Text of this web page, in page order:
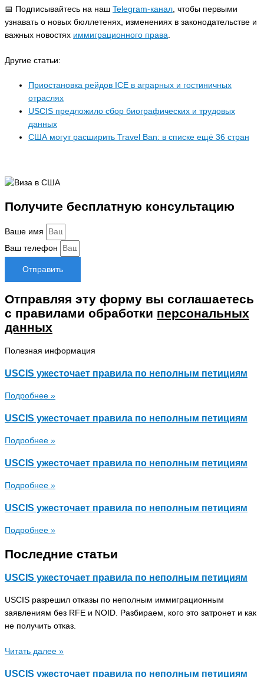
📅 Подписывайтесь на наш Telegram-канал, чтобы первыми
узнавать о новых бюллетенях, изменениях в законодательстве и
важных новостях иммиграционного права.
Другие статьи:
Приостановка рейдов ICE в аграрных и гостиничных
отраслях
USCIS предложило сбор биографических и трудовых
данных
США могут расширить Travel Ban: в списке ещё 36 стран
Получите бесплатную консультацию
Ваше имя
Ваш телефон
Отправить
Отправляя эту форму вы соглашаетесь
с правилами обработки персональных
данных
Полезная информация
USCIS ужесточает правила по неполным петициям
Подробнее »
USCIS ужесточает правила по неполным петициям
Подробнее »
USCIS ужесточает правила по неполным петициям
Подробнее »
USCIS ужесточает правила по неполным петициям
Подробнее »
Последние статьи
USCIS ужесточает правила по неполным петициям
USCIS разрешил отказы по неполным иммиграционным
заявлениям без RFE и NOID. Разбираем, кого это затронет и как
не получить отказ.
Читать далее »
USCIS ужесточает правила по неполным петициям